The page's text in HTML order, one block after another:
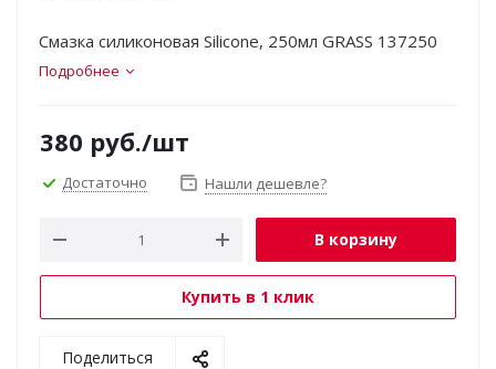
Смазка силиконовая Silicone, 250мл GRASS 137250
Подробнее
380 руб./шт
Достаточно Нашли дешевле?
В корзину
Купить в 1 клик
Поделиться